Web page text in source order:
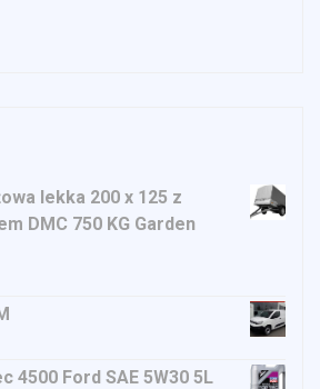
lekka 200 x 125 z
DMC 750 KG Garden
4500 Ford SAE 5W30 5L